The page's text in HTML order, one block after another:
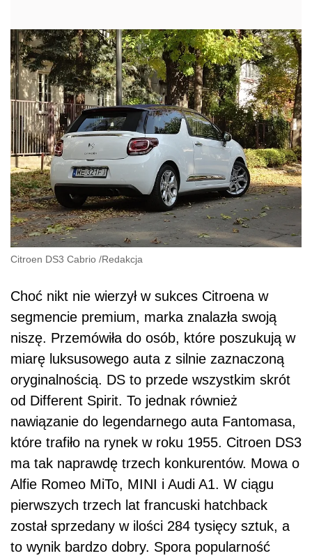
Citroen DS3 Cabrio /Redakcja
Choć nikt nie wierzył w sukces Citroena w
segmencie premium, marka znalazła swoją
niszę. Przemówiła do osób, które poszukują w
miarę luksusowego auta z silnie zaznaczoną
oryginalnością. DS to przede wszystkim skrót
od Different Spirit. To jednak również
nawiązanie do legendarnego auta Fantomasa,
które trafiło na rynek w roku 1955. Citroen DS3
ma tak naprawdę trzech konkurentów. Mowa o
Alfie Romeo MiTo, MINI i Audi A1. W ciągu
pierwszych trzech lat francuski hatchback
został sprzedany w ilości 284 tysięcy sztuk, a
to wynik bardzo dobry. Spora popularność